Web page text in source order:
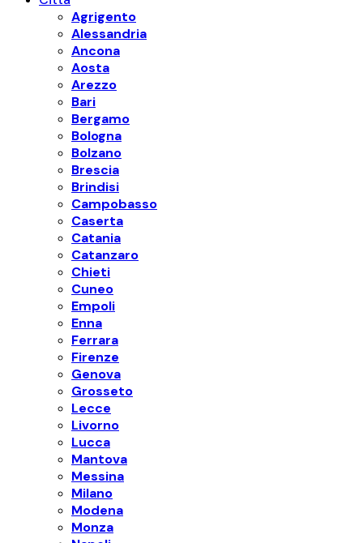
Agrigento
Alessandria
Ancona
Aosta
Arezzo
Bari
Bergamo
Bologna
Bolzano
Brescia
Brindisi
Campobasso
Caserta
Catania
Catanzaro
Chieti
Cuneo
Empoli
Enna
Ferrara
Firenze
Genova
Grosseto
Lecce
Livorno
Lucca
Mantova
Messina
Milano
Modena
Monza